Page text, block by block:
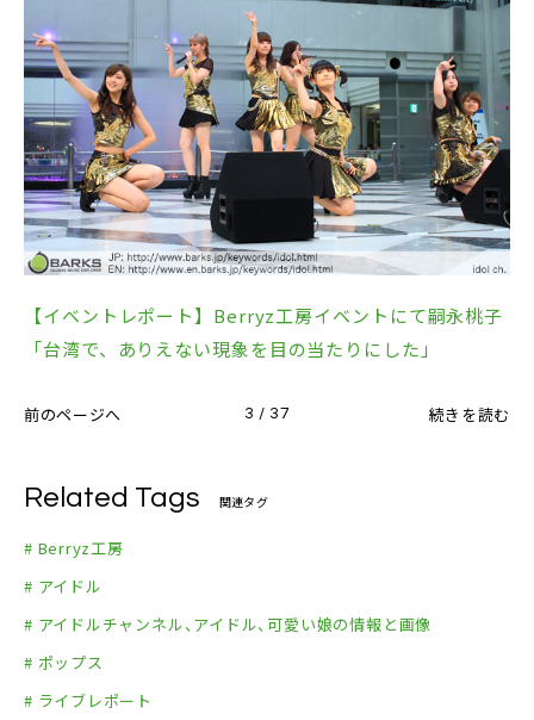
【イベントレポート】Berryz工房イベントにて嗣永桃子
「台湾で、ありえない現象を目の当たりにした」
前のページへ 3 / 37 続きを読む
Related Tags 関連タグ
# Berryz工房
# アイドル
# アイドルチャンネル、アイドル、可愛い娘の情報と画像
# ポップス
# ライブレポート